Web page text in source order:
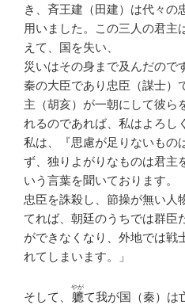
き、斉王建（田建）は代々の
用いました。この三人の君主
えて、国を失い、
災いはその身まで及んだので
秦の大臣であり忠臣（謀士）
主（胡亥）が一朝にして彼ら
れるのであれば、私はよろし
私は、『思慮が足りないもの
ず、独りよがりなものは君主
いう言葉を聞いております。
忠臣を誅殺し、節操が無い人
てれば、朝廷のうちでは群臣
ができなくなり、外地では戦
れてしまいます。」
そして、 軈
やが
て我が国（秦）は